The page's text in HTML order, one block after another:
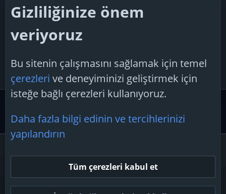
mu yoksa Samsung Galaxy s10 çok mu
eski?
batitelor Konu
samsung
galaxy veri aktarımı
Cevaplar: 3
Apple iOS
Etiketler
Şartlar ve kurallar
Gizlilik politikası
Yardım
Ana sayfa
R
Gizliliğinize önem
veriyoruz
Bu sitenin çalışmasını sağlamak için temel
çerezleri ve deneyiminizi geliştirmek için
isteğe bağlı çerezleri kullanıyoruz.
Daha fazla bilgi edinin ve tercihlerinizi
yapılandırın
Tüm çerezleri kabul et